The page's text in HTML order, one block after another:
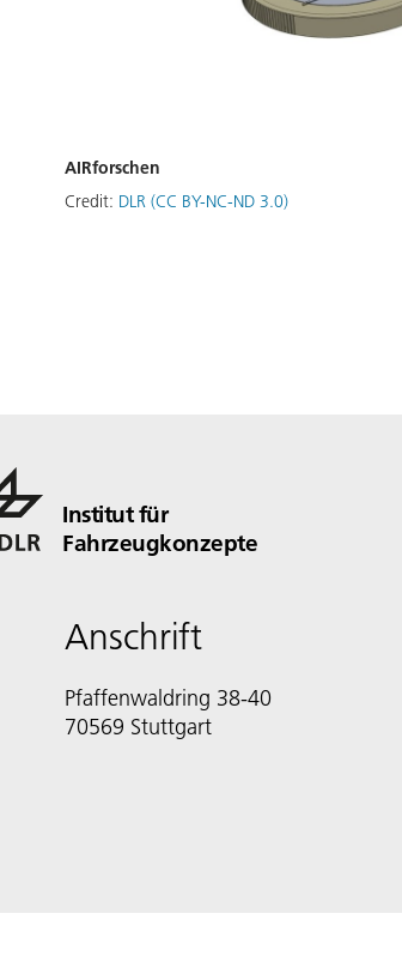
AIRforschen
Credit: DLR (CC BY-NC-ND 3.0)
Institut für
Fahrzeugkonzepte
Anschrift
Pfaffenwaldring 38-40
70569 Stuttgart